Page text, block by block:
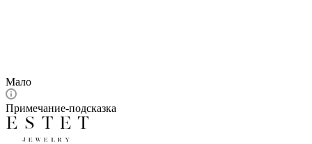
Мало
Примечание-подсказка